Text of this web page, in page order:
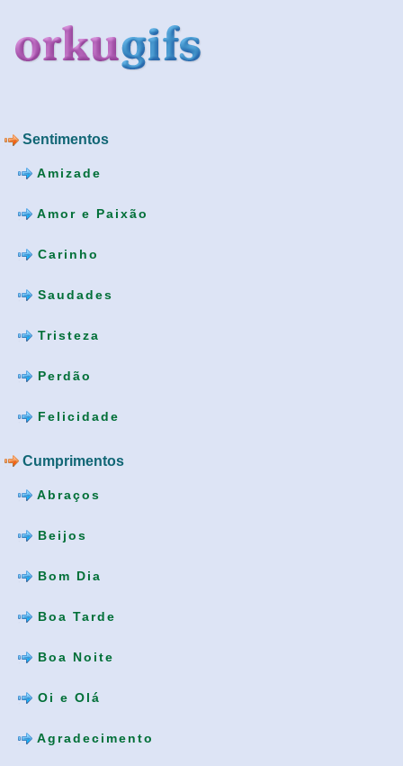
Sentimentos
Amizade
Amor e Paixão
Carinho
Saudades
Tristeza
Perdão
Felicidade
Cumprimentos
Abraços
Beijos
Bom Dia
Boa Tarde
Boa Noite
Oi e Olá
Agradecimento